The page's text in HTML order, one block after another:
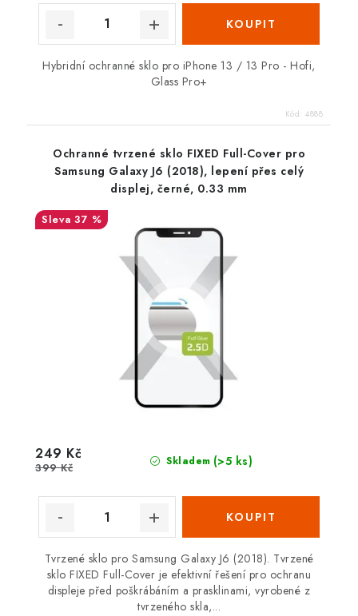
Hybridní ochranné sklo pro iPhone 13 / 13 Pro - Hofi,
Glass Pro+
Kód: 4888
Ochranné tvrzené sklo FIXED Full-Cover pro
Samsung Galaxy J6 (2018), lepení přes celý
displej, černé, 0.33 mm
37 %
Skladem (>5 ks)
249 Kč
399 Kč
Tvrzené sklo pro Samsung Galaxy J6 (2018). Tvrzené
sklo FIXED Full-Cover je efektivní řešení pro ochranu
displeje před poškrábáním a prasklinami, vyrobené z
tvrzeného skla,...